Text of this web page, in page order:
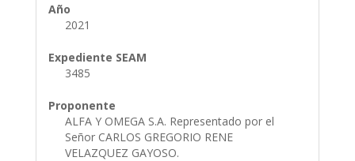
Año
2021
Expediente SEAM
3485
Proponente
ALFA Y OMEGA S.A. Representado por el
Señor CARLOS GREGORIO RENE
VELAZQUEZ GAYOSO.